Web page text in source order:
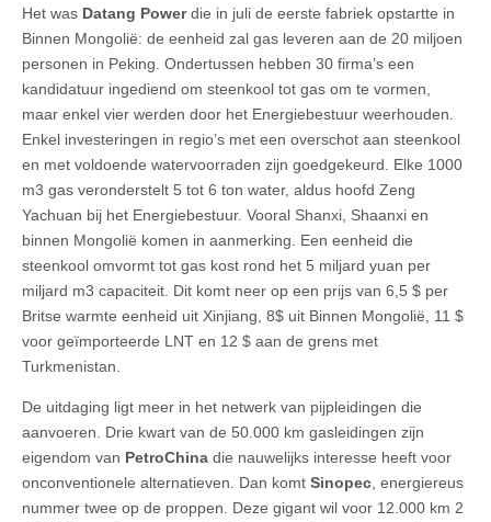
Het was Datang Powerdie in juli de eerste fabriek opstartte in
Binnen Mongolië: de eenheid zal gas leveren aan de 20 miljoen
personen in Peking. Ondertussen hebben 30 firma’s een
kandidatuur ingediend om steenkool tot gas om te vormen,
maar enkel vier werden door het Energiebestuur weerhouden.
Enkel investeringen in regio’s met een overschot aan steenkool
en met voldoende watervoorraden zijn goedgekeurd. Elke 1000
m3 gas veronderstelt 5 tot 6 ton water, aldus hoofd Zeng
Yachuan bij het Energiebestuur. Vooral Shanxi, Shaanxi en
binnen Mongolië komen in aanmerking. Een eenheid die
steenkool omvormt tot gas kost rond het 5 miljard yuan per
miljard m3 capaciteit. Dit komt neer op een prijs van 6,5 $ per
Britse warmte eenheid uit Xinjiang, 8$ uit Binnen Mongolië, 11 $
voor geïmporteerde LNT en 12 $ aan de grens met
Turkmenistan.
De uitdaging ligt meer in het netwerk van pijpleidingen die
aanvoeren. Drie kwart van de 50.000 km gasleidingen zijn
eigendom van PetroChina die nauwelijks interesse heeft voor
onconventionele alternatieven. Dan komt Sinopec , energiereus
nummer twee op de proppen. Deze gigant wil voor 12.000 km 2